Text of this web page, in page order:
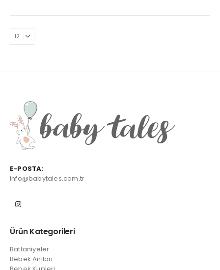
E-POSTA:
info@babytales.com.tr
Ürün Kategorileri
Battaniyeler
Bebek Anıları